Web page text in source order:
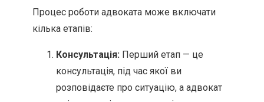
Процес роботи адвоката може включати
кілька етапів:
Консультація: Перший етап — це
консультація, під час якої ви
розповідаєте про ситуацію, а адвокат